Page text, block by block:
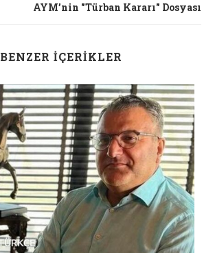
AYM’nin "Türban Kararı" Dosyası
BENZER İÇERIKLER